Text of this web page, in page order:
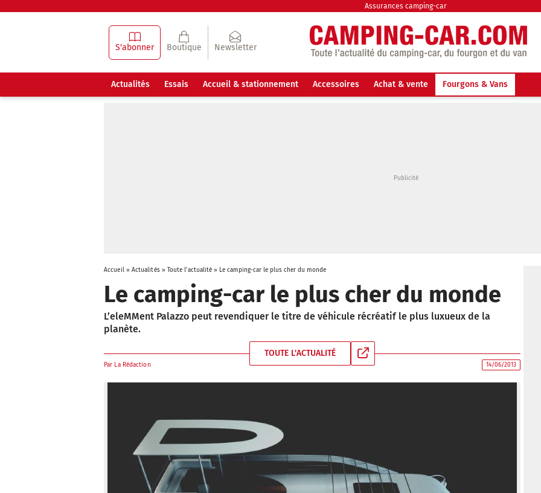
Assurances camping-car
S'abonner Boutique Newsletter
Actualités Essais Accueil & stationnement Accessoires Achat & vente Fourgons & Vans
Accueil» Actualités» Toute l'actualité » Le camping-car le plus cher du monde
Le camping-car le plus cher du monde
L’eleMMent Palazzo peut revendiquer le titre de véhicule récréatif le plus luxueux de la
planète.
TOUTE L'ACTUALITÉ
Par La Rédaction 14/06/2013